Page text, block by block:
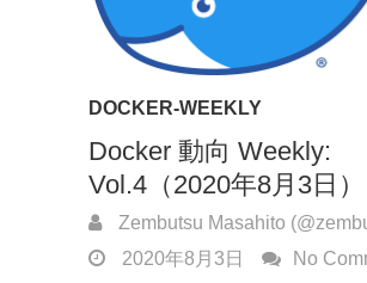
DOCKER-WEEKLY
Docker 動向 Weekly:
Vol.4（2020年8月3日）
Zembutsu Masahito
2020年8月3日
No